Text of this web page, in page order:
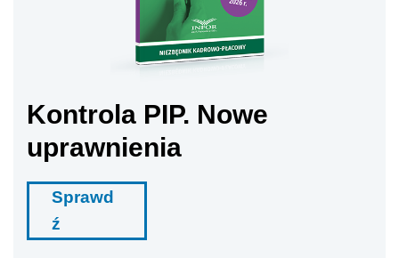
Kontrola PIP. Nowe
uprawnienia
Sprawd
ź